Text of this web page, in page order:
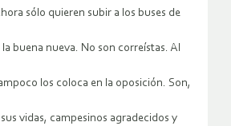
sólo quieren subir a los buses de
buena nueva. No son correístas. Al
los coloca en la oposición. Son,
vidas, campesinos agradecidos y